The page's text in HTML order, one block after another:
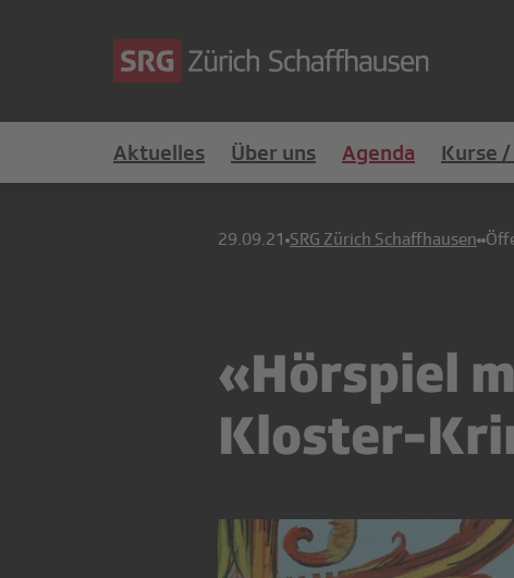
Aktuelles Über uns Agenda Kurse
29.09.21 SRG Zürich Schaffhausen
«Hörspiel
Kloster-